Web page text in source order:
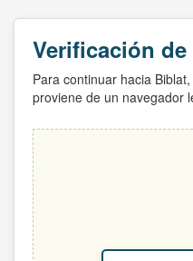
Verificación de
Para continuar hacia
proviene de un navegador